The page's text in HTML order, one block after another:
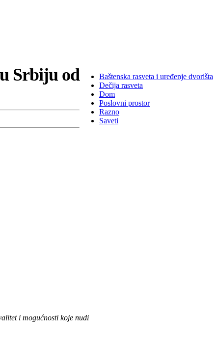
Baštenska rasveta i uređenje dvorišta
Dečija rasveta
Dom
Poslovni prostor
Razno
Saveti
Srbiju od
i mogućnosti koje nudi